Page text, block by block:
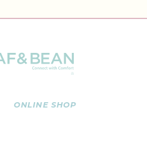
ONLINE SHOP